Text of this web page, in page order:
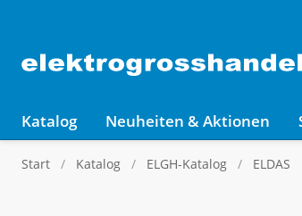
Katalog Neuheiten & Aktionen
Start Katalog ELGH-Katalog ELDAS